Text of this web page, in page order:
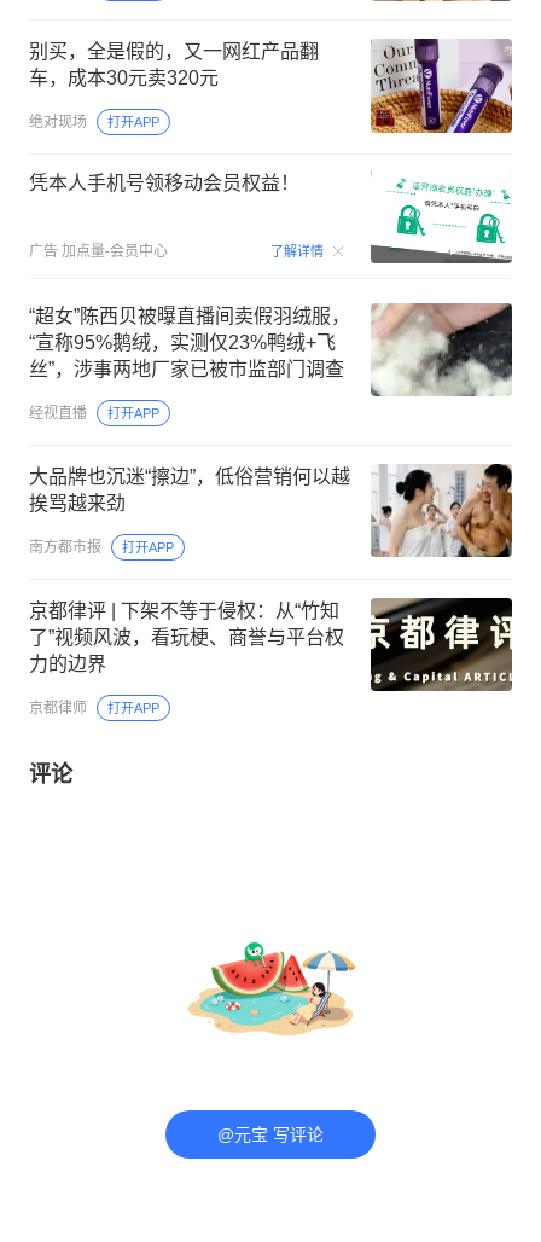
别买，全是假的，又一网红产品翻
车，成本30元卖320元
绝对现场 打开APP
凭本人手机号领移动会员权益！
广告 加点量-会员中心 了解详情 00:15
“超女”陈西贝被曝直播间卖假羽绒服，
“宣称95%鹅绒，实测仅23%鸭绒+飞
丝”，涉事两地厂家已被市监部门调查
经视直播 打开APP
大品牌也沉迷“擦边”，低俗营销何以越
挨骂越来劲
南方都市报 打开APP
京都律评 | 下架不等于侵权：从“竹知
了”视频风波，看玩梗、商誉与平台权
力的边界
京都律师 打开APP
评论
@元宝 写评论